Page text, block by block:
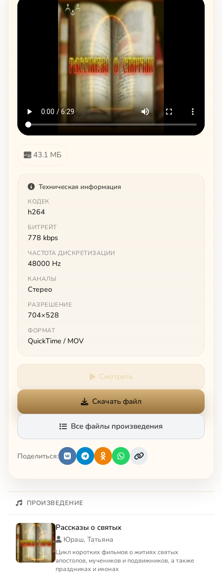
43.1 МБ
Техническая информация
КОДЕК
h264
БИТРЕЙТ
778 kbps
ЧАСТОТА ДИСКРЕТИЗАЦИИ
48000 Hz
КАНАЛЫ
Стерео
РАЗРЕШЕНИЕ
704×528
ФОРМАТ
QuickTime / MOV
Смотреть
Скачать файл
Все файлы произведения
Поделиться:
ПРОИЗВЕДЕНИЕ
Рассказы о святых
Юраш, Татьяна
Цикл коротких фильмов о житиях святых
апостолов, мучеников и подвижников, а также
праздниках и иконах